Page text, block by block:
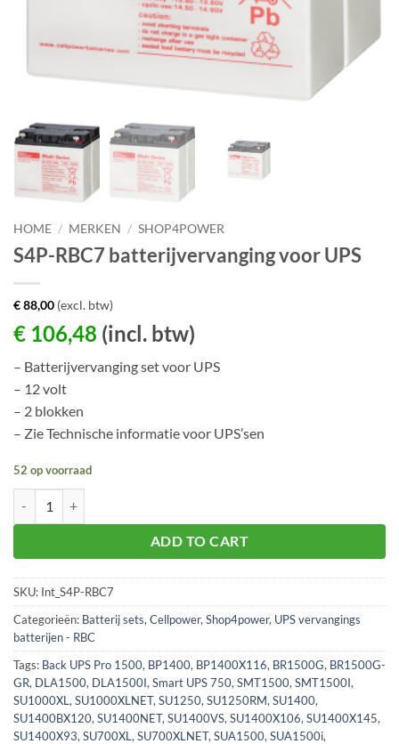
HOME / MERKEN / SHOP4POWER
S4P-RBC7 batterijvervanging voor UPS
€88,00 (excl. btw)
€ 106,48 (incl. btw)
– Batterijvervanging set voor UPS
– 12 volt
– 2 blokken
– Zie Technische informatie voor UPS’sen
52 op voorraad
ADD TO CART
SKU: Int_S4P-RBC7
Categorieën: Batterij sets, Cellpower, Shop4power, UPS vervangings
batterijen - RBC
Tags: Back UPS Pro 1500, BP1400, BP1400X116, BR1500G, BR1500G-
GR, DLA1500, DLA1500I, Smart UPS 750, SMT1500, SMT1500I,
SU1000XL , SU1000XLNET, SU1250, SU1250RM, SU1400,
SU1400BX120, SU1400NET, SU1400VS, SU1400X106, SU1400X145,
SU1400X93, SU700XL , SU700XLNET, SUA1500, SUA1500i,